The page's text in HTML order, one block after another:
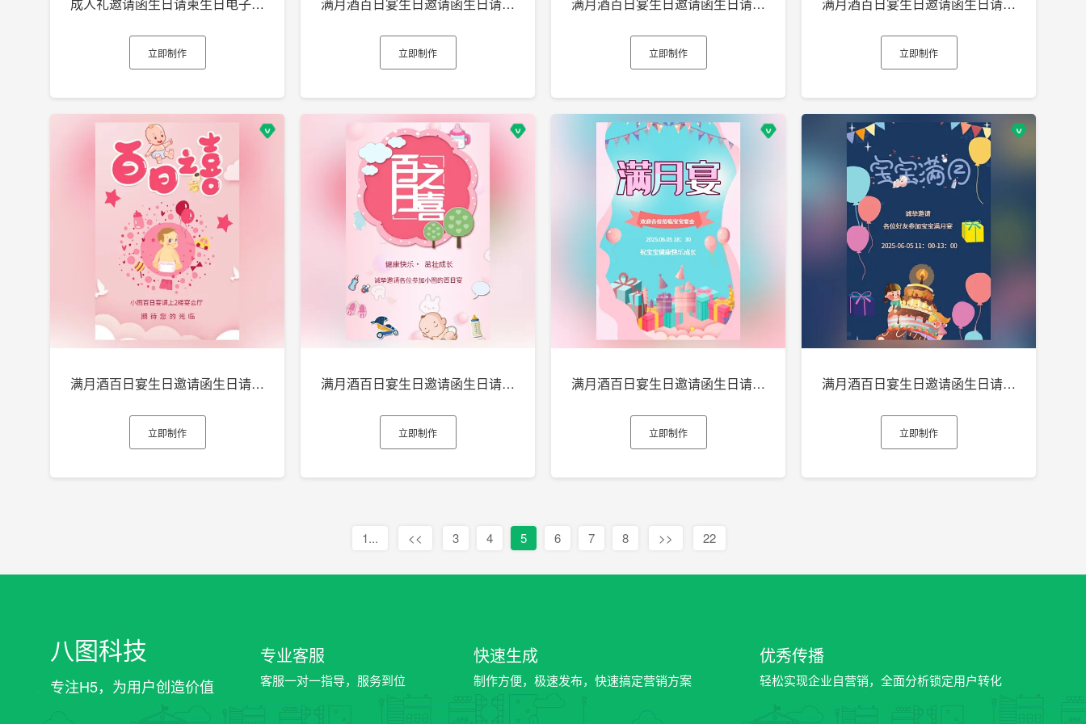
成人礼邀请函生日请柬生日电子贺卡h5
立即制作
满月酒百日宴生日邀请函生日请柬生日电子贺卡h5
立即制作
满月酒百日宴生日邀请函生日请柬生日电子贺卡h5
立即制作
满月酒百日宴生日邀请函生日请柬生日电子贺卡h5
立即制作
满月酒百日宴生日邀请函生日请柬生日电子贺卡h5
立即制作
满月酒百日宴生日邀请函生日请柬生日电子贺卡h5
立即制作
满月酒百日宴生日邀请函生日请柬生日电子贺卡h5
立即制作
满月酒百日宴生日邀请函生日请柬生日电子贺卡h5
立即制作
1... << 3 4 5 6 7 8 >> 22
八图科技
专注H5，为用户创造价值
专业客服
客服一对一指导，服务到位
快速生成
制作方便，极速发布，快速搞定营销方案
优秀传播
轻松实现企业自营销，全面分析锁定用户转化